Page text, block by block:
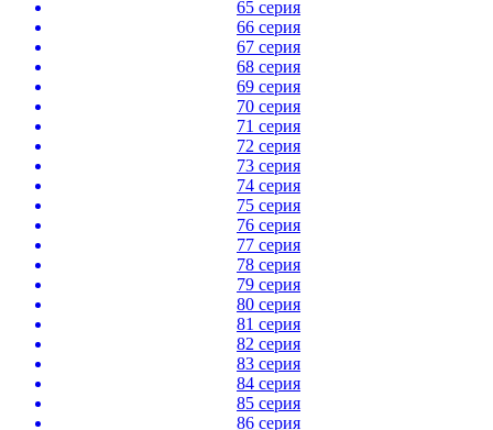
65 серия
66 серия
67 серия
68 серия
69 серия
70 серия
71 серия
72 серия
73 серия
74 серия
75 серия
76 серия
77 серия
78 серия
79 серия
80 серия
81 серия
82 серия
83 серия
84 серия
85 серия
86 серия